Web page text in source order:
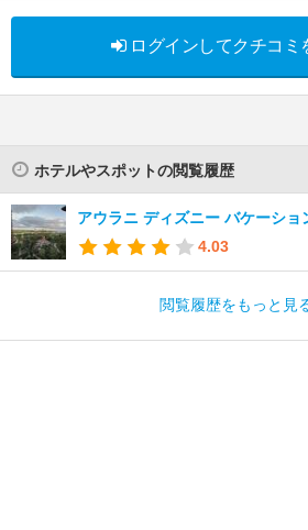
ログインしてクチコミ
ホテルやスポットの閲覧履歴
アウラニ ディズニー バケーショ
4.03
閲覧履歴をもっと見